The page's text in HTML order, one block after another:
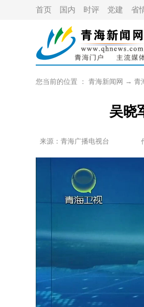
首页 国内 时评 党建 省
您当前的位置 ： 青海新闻网 → 青
吴晓
来源：青海广播电视台